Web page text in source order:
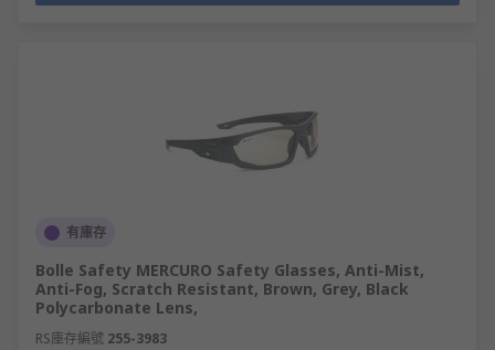
有庫存
Bolle Safety MERCURO Safety Glasses, Anti-Mist,
Anti-Fog, Scratch Resistant, Brown, Grey, Black
Polycarbonate Lens,
RS庫存編號 255-3983